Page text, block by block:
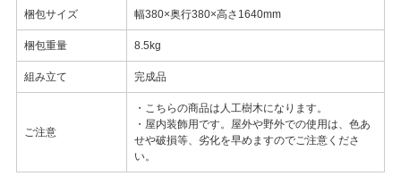
梱包サイズ 幅380×奥行380×高さ1640mm
梱包重量 8.5kg
組み立て 完成品
ご注意
・こちらの商品は人工樹木になります。
・屋内装飾用です。屋外や野外での使用は、色あ
せや破損等、劣化を早めますのでご注意くださ
い。